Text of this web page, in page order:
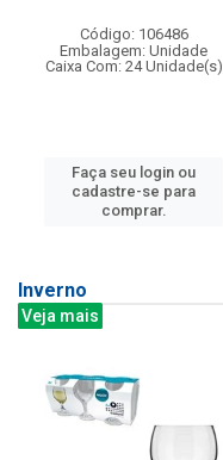
Código: 106486
Embalagem: Unidade
Caixa Com: 24 Unidade(s)
Faça seu login ou
cadastre-se para
comprar.
Inverno
Veja mais